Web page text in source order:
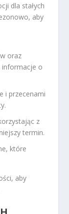
dla stałych
aby
oraz
informacje o
i przecenami
z
termin.
które
aby